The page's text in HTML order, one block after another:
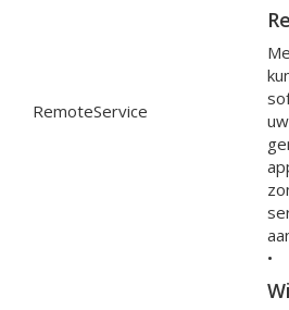
RemoteService
•